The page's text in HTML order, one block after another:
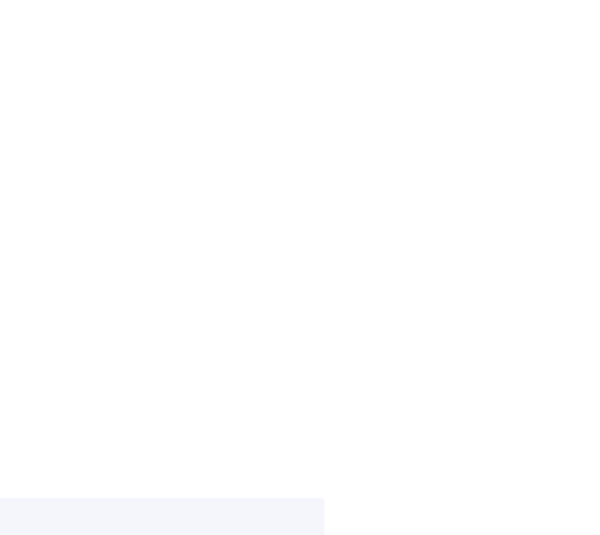
время измерения зафиксировано движение руки
здравоохранения)
допуск составляет ±10% надолго под прямыми солнечными
элементы питания для предотвращения возможного протекания